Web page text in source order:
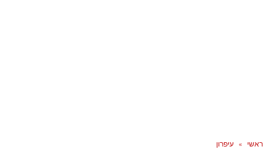
ראשי » עיפרון